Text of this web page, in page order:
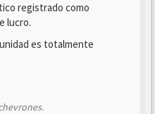
registrado como
lucro.
es totalmente